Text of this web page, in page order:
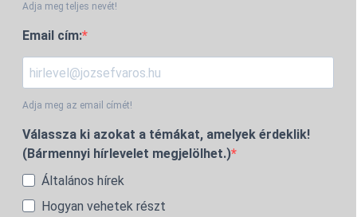
Adja meg teljes nevét!
Email cím:
Adja meg az email címét!
Válassza ki azokat a témákat, amelyek érdeklik!
(Bármennyi hírlevelet megjelölhet.)
Általános hírek
Hogyan vehetek részt